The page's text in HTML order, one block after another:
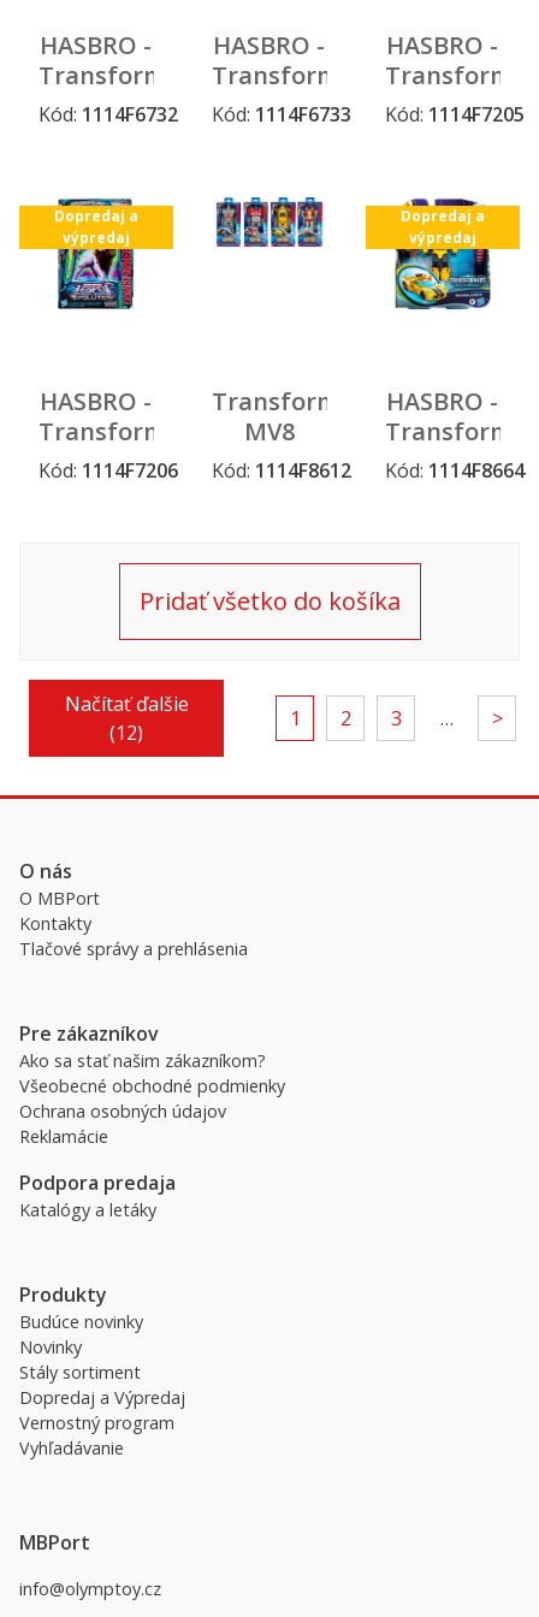
HASBRO -
Transformers
Earthspark
Bumblebee
Kód: 1114F6732
HASBRO -
Transformers
Earthspark
Megatron
Kód: 1114F6733
HASBRO -
Generations
Voyager
18cm,
Tarn
Dopredaj a
Kód: 1114F7205
HASBRO -
Transformers
Generations
Dopredaj a
Kód: 1114F7206
Dopredaj a
výpredaj
Transformers
MV8
Mega
Kód: 1114F8612
HASBRO -
Earthspark
Dopredaj a
Kód: 1114F8664
Dopredaj a
výpredaj
Pridať všetko do košíka
Načítať ďalšie
(12)
1 2 3 … >
O nás
O MBPort
Kontakty
Tlačové správy a prehlásenia
Pre zákazníkov
Ako sa stať našim zákazníkom?
Všeobecné obchodné podmienky
Ochrana osobných údajov
Reklamácie
Podpora predaja
Katalógy a letáky
Produkty
Budúce novinky
Novinky
Stály sortiment
Dopredaj a Výpredaj
Vernostný program
Vyhľadávanie
MBPort
info@olymptoy.cz